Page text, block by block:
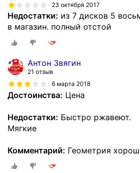
23 октября 2017
Недостатки: из 7 дисков 5
в магазин. полный отстой
Антон Звягин
21 отзыв
6 марта 2018
Достоинства: Цена
Недостатки: Быстро ржавеют.
Мягкие
Комментарий: Геометрия